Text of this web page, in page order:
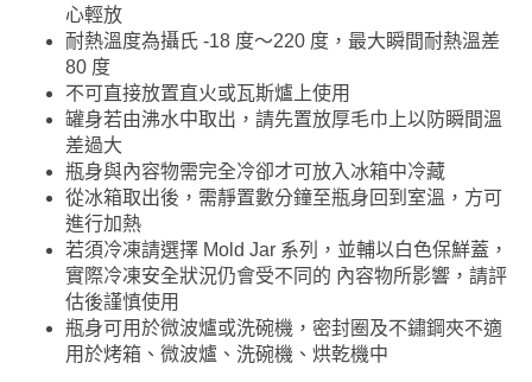
心輕放
耐熱溫度為攝氏 -18 度～220 度，最大瞬間耐熱溫差
80 度
不可直接放置直火或瓦斯爐上使用
罐身若由沸水中取出，請先置放厚毛巾上以防瞬間溫
差過大
瓶身與內容物需完全冷卻才可放入冰箱中冷藏
從冰箱取出後，需靜置數分鐘至瓶身回到室溫，方可
進行加熱
若須冷凍請選擇 Mold Jar 系列，並輔以白色保鮮蓋，
實際冷凍安全狀況仍會受不同的 內容物所影響，請評
估後謹慎使用
瓶身可用於微波爐或洗碗機，密封圈及不鏽鋼夾不適
用於烤箱、微波爐、洗碗機、烘乾機中